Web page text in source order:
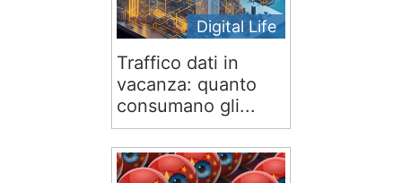
Digital Life
Traffico dati in
vacanza: quanto
consumano gli...